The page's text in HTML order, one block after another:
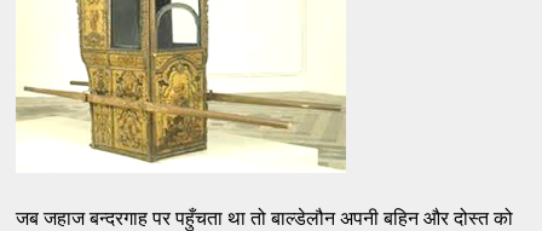
जब जहाज बन्दरगाह पर पहुँचता था तो बाल्डेलौन अपनी बहिन और दोस्त को